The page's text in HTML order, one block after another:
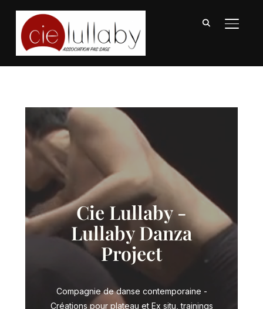
Cie Lullaby -
Lullaby Danza
Project
Compagnie de danse contemporaine -
Créations pour plateau et Ex situ, trainings